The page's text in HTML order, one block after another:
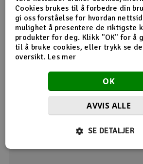
Spesifikasjoner
Størrelse
70 x 56 x 45.5mm
Størrelse vifte
35 x 35 x 10mm
Vekt
245g
Børsteløs &
3-8S LiPo
6V/7.4V/8.4V @8A
Produktanmeldelser
Cookies brukes til å forbedre din
gi oss forståelse for hvordan
mulighet å presentere de riktigste
produkter for deg. Klikk "OK" for å
til å bruke cookies, eller trykk se
oversikt. Les mer
OK
AVVIS ALLE
SE DETALJER